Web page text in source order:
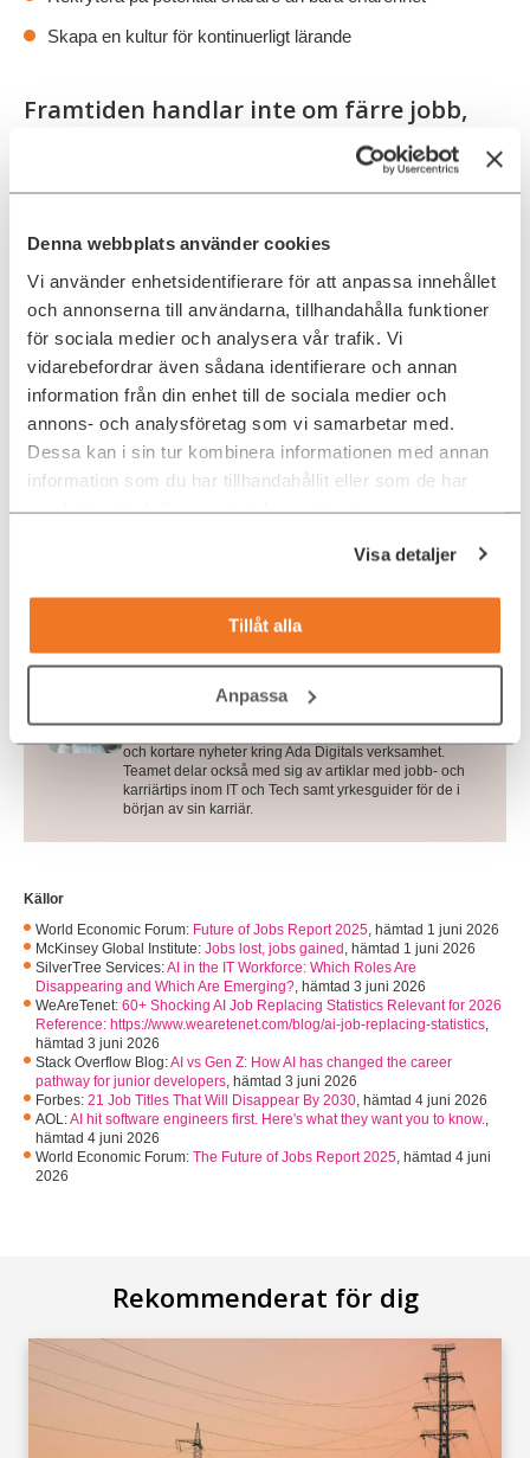
Denna webbplats använder cookies
Vi använder enhetsidentifierare för att anpassa innehållet
och annonserna till användarna, tillhandahålla funktioner
för sociala medier och analysera vår trafik. Vi
vidarebefordrar även sådana identifierare och annan
information från din enhet till de sociala medier och
annons- och analysföretag som vi samarbetar med.
Dessa kan i sin tur kombinera informationen med annan
information som du har tillhandahållit eller som de har
samlat in när du har använt deras tjänster.
Visa detaljer
Tillåt alla
Anpassa
Skapa en kultur för kontinuerligt lärande
Framtiden handlar inte om färre jobb,
Sammanfattningsvis försvinner inte alla IT-jobb. Några. Men
Economic Forum kommer hälften av alla anställda behöva
omskola sig innan 2030. Samtidigt skapar teknikutvecklingen
nya möjligheter.
Är du redo?
Vill du veta hur du och ditt team kan ligga steget före?
Ada
Digitalhjälper dig att hålla riktningen när arbetsmarknaden rör
sig snabbt. Kontakta oss för att prata om framtidens IT‑roller,
reskillingstrategier och hur du kan dra nytta av AI utan att
tappa bort människan.
och kortare nyheter kring Ada Digitals verksamhet.
Teamet delar också med sig av artiklar med jobb- och
karriärtips inom IT och Tech samt yrkesguider för de i
början av sin karriär.
Källor
World Economic Forum: Future of Jobs Report 2025 hämtad 1 juni 2026
McKinsey Global Institute: Jobs lost, jobs gained hämtad 1 juni 2026
SilverTree Services:AI in the IT Workforce: Which Roles Are
Disappearing and Which Are Emerging? hämtad 3 juni 2026
WeAreTenet: 60+ Shocking AI Job Replacing Statistics Relevant for 2026
Reference: https://www.wearetenet.com/blog/ai-job-replacing-statistics
hämtad 3 juni 2026
Stack Overflow Blog:AI vs Gen Z: How AI has changed the career
pathway for junior developers hämtad 3 juni 2026
Forbes: 21 Job Titles That Will Disappear By 2030 hämtad 4 juni 2026
AOL:AI hit software engineers first. Here's what they want you to know.
hämtad 4 juni 2026
World Economic Forum: The Future of Jobs Report 2025 hämtad 4 juni
2026
Rekommenderat för dig